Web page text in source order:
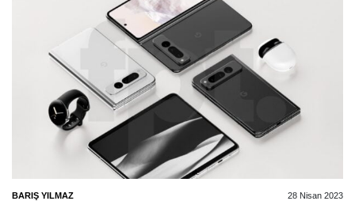
BARIŞ YILMAZ 28 Nisan 2023